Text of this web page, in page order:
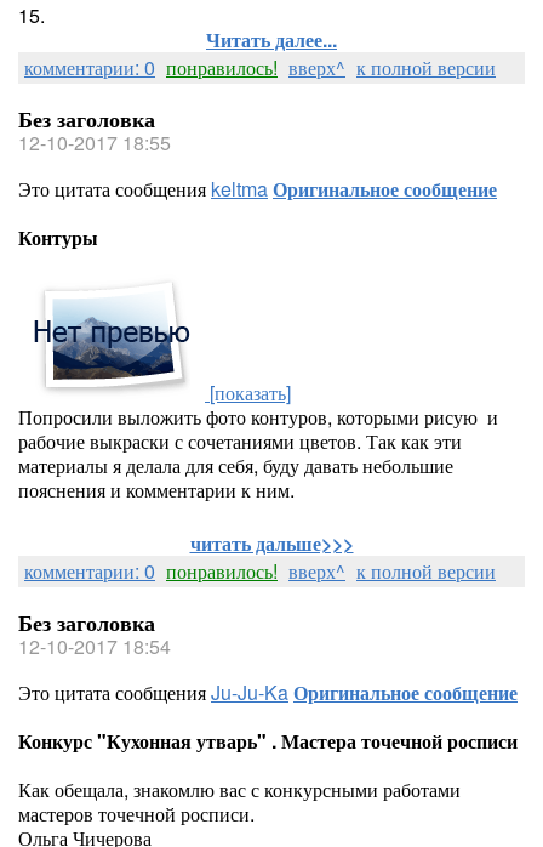
15.
Читать далее...
комментарии: 0 понравилось! вверх^ к полной версии
Без заголовка
12-10-2017 18:55
Это цитата сообщения keltmaОригинальное сообщение
Контуры
[показать]
Попросили выложить фото контуров, которыми рисую и
рабочие выкраски с сочетаниями цветов. Так как эти
материалы я делала для себя, буду давать небольшие
пояснения и комментарии к ним.
читать дальше>>>
комментарии: 0 понравилось! вверх^ к полной версии
Без заголовка
12-10-2017 18:54
Это цитата сообщенияJu-Ju-KaОригинальное сообщение
Конкурс "Кухонная утварь" . Мастера точечной росписи
Как обещала, знакомлю вас с конкурсными работами
мастеров точечной росписи.
Ольга Чичерова